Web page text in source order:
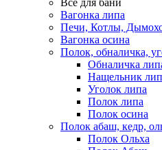
Все для бани
Вагонка липа
Печи, Котлы,
Вагонка осина
Полок, обналичка,
Обналичка
Нащельник
Уголок липа
Полок липа
Полок осина
Полок абаш, кедр,
Полок Ольха